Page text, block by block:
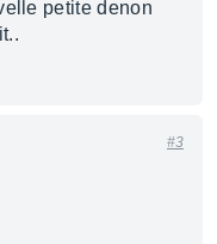
petite denon
#3